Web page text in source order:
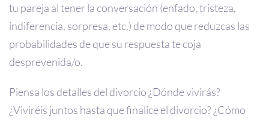
tu pareja al tener la conversación (enfado, tristeza,
indiferencia, sorpresa, etc.) de modo que reduzcas las
probabilidades de que su respuesta te coja
desprevenida/o.
Piensa los detalles del divorcio ¿Dónde vivirás?
¿Viviréis juntos hasta que finalice el divorcio? ¿Cómo